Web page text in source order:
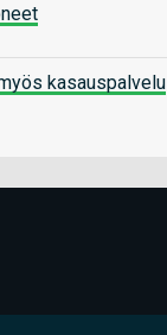
kasauspalvelu